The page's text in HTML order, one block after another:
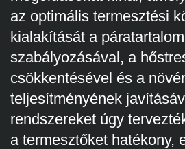
az optimális termesztési
kialakítását a
szabályozásával, a
csökkentésével és a
teljesítményének
rendszereket úgy
a termesztőket hatékony,